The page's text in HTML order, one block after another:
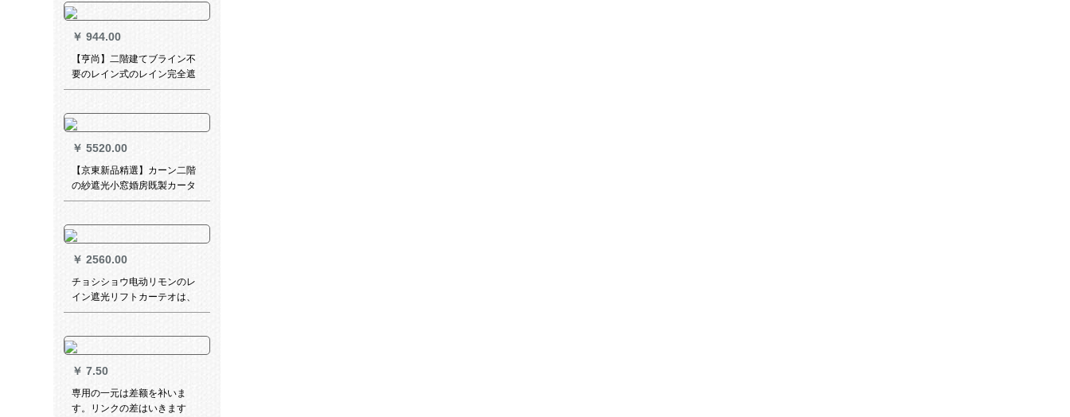
ールトップ装置モノレールト
ップ装M 018-12シャンパン合
金首付きベゼル
￥ 944.00
【亨尚】二階建てブライン不
要のレイン式のレイン完全遮
光サントリレ寝室オレフィン
完全遮光仿麻J-1003リネン
￥ 5520.00
【京東新品精選】カーン二階
の紗遮光小窓婚房既製カータ
ーテージ寝室暖かい姫系結婚
ターターテー金枝玉葉-(色備
考)穴あけてテープ6メトル幅x
2.75メトル幅
￥ 2560.00
チョシショウ电动リモンのレ
イン遮光リフトカーテオは、
ホテルルの厚い手のサンバイ
は、広告の図を印刷すること
です。
￥ 7.50
専用の一元は差额を补いま
す。リンクの差はいきます